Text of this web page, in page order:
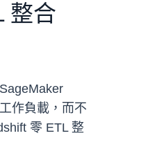
整合
作負載，而不
零 ETL 整